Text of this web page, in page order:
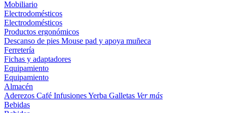
Mobiliario
Electrodomésticos
Electrodomésticos
Productos ergonómicos
Descanso de pies Mouse pad y apoya muñeca
Ferretería
Fichas y adaptadores
Equipamiento
Equipamiento
Almacén
Aderezos Café InfusionesYerba Galletas Ver más
Bebidas